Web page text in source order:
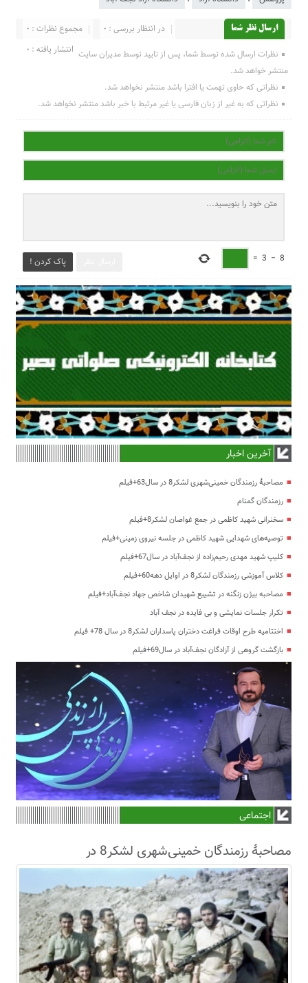
ارسال نظر شما مجموع نظرات : 0
در انتظار بررسی : 0
انتشار یافته : 0 نظرات ارسال شده توسط شما، پس از تایید توسط مدیران سایت
منتشر خواهد شد.
نظراتی که حاوی تهمت یا افترا باشد منتشر نخواهد شد.
نظراتی که به غیر از زبان فارسی یا غیر مرتبط با خبر باشد منتشر نخواهد شد.
پاک کردن ! 8
−
3
=
آخرین اخبار
مصاحبۀ رزمندگان خمینی‌شهری لشکر8 در سال63+فیلم
رزمندگان گمنام
سخنرانی شهید کاظمی در جمع غواصان لشکر8+فیلم
توصیه‌های شهدایی شهید کاظمی در جلسه نیروی زمینی+فیلم
کلیپ شهید مهدی رحیم‌زاده از نجف‌آباد در سال67+فیلم
کلاس آموزشی رزمندگان لشکر8 در اوایل دهه60+فیلم
مصاحبه بیژن زنگنه در تشییع شهیدان شاخص جهاد نجف‌آباد+فیلم
تکرار جلسات نمایشی و بی فایده در نجف آباد
اختتامیه طرح اوقات فراغت دختران پاسداران لشکر8 در سال 78+ فیلم
بازگشت گروهی از آزادگان نجف‌آباد در سال69+فیلم
اجتماعی
مصاحبۀ رزمندگان خمینی‌شهری لشکر8 در
سال63+فیلم